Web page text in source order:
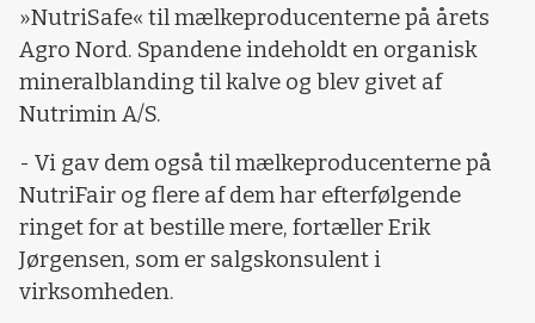
»NutriSafe« til mælkeproducenterne på årets
Agro Nord. Spandene indeholdt en organisk
mineralblanding til kalve og blev givet af
Nutrimin A/S.
- Vi gav dem også til mælkeproducenterne på
NutriFair og flere af dem har efterfølgende
ringet for at bestille mere, fortæller Erik
Jørgensen, som er salgskonsulent i
virksomheden.